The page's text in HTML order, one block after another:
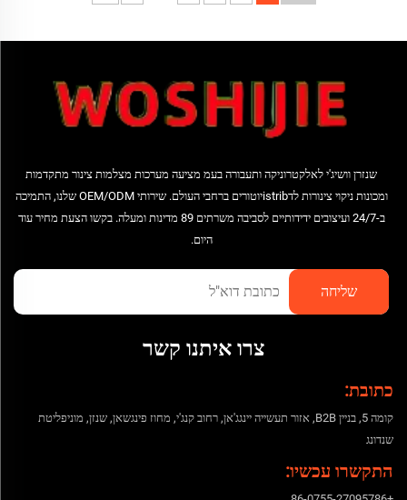
שנזרן וושיג'י לאלקטרוניקה ותעבורה בעמ מציעה מערכות מצלמות צינור מתקדמות
ומכונות ניקוי צינורות לדistribיוטורים ברחבי העולם. שירותי OEM/ODM שלנו, התמיכה
ב-24/7 ועיצובים ידידותיים לסביבה משרתים 89 מדינות ומעלה. בקשו הצעת מחיר עוד
היום.
צרו איתנו קשר
כתובת:
קומה 5, בניין B2B, אזור תעשייה יינגג'אן, רחוב קנג'י, מחוז פינגשאן, שנזן, מוניפליטת
שנדונג
התקשרו עכשיו: